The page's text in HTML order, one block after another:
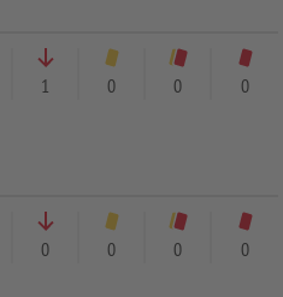
1 0 0 0
0 0 0 0